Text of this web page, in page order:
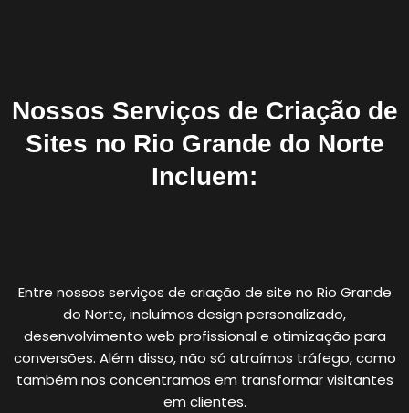
Nossos Serviços de Criação de
Sites no Rio Grande do Norte
Incluem:
Entre nossos serviços de criação de site no Rio Grande
do Norte, incluímos design personalizado,
desenvolvimento web profissional e otimização para
conversões. Além disso, não só atraímos tráfego, como
também nos concentramos em transformar visitantes
em clientes.